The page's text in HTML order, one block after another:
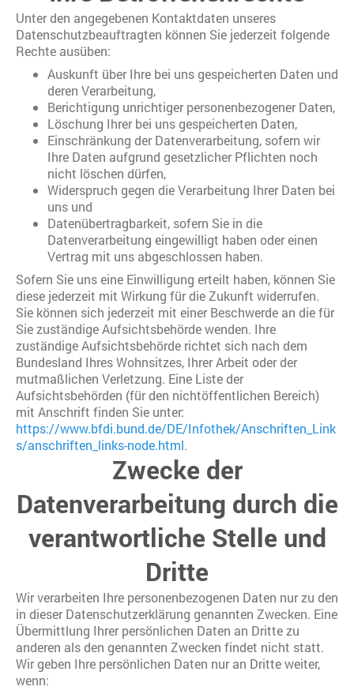
Unter den angegebenen Kontaktdaten unseres
Datenschutzbeauftragten können Sie jederzeit folgende
Rechte ausüben:
Auskunft über Ihre bei uns gespeicherten Daten und
deren Verarbeitung,
Berichtigung unrichtiger personenbezogener Daten,
Löschung Ihrer bei uns gespeicherten Daten,
Einschränkung der Datenverarbeitung, sofern wir
Ihre Daten aufgrund gesetzlicher Pflichten noch
nicht löschen dürfen,
Widerspruch gegen die Verarbeitung Ihrer Daten bei
uns und
Datenübertragbarkeit, sofern Sie in die
Datenverarbeitung eingewilligt haben oder einen
Vertrag mit uns abgeschlossen haben.
Sofern Sie uns eine Einwilligung erteilt haben, können Sie
diese jederzeit mit Wirkung für die Zukunft widerrufen.
Sie können sich jederzeit mit einer Beschwerde an die für
Sie zuständige Aufsichtsbehörde wenden. Ihre
zuständige Aufsichtsbehörde richtet sich nach dem
Bundesland Ihres Wohnsitzes, Ihrer Arbeit oder der
mutmaßlichen Verletzung. Eine Liste der
Aufsichtsbehörden (für den nichtöffentlichen Bereich)
mit Anschrift finden Sie unter:
https://www.bfdi.bund.de/DE/Infothek/Anschriften_Link
s/anschriften_links-node.html.
Zwecke der
Datenverarbeitung durch die
verantwortliche Stelle und
Dritte
Wir verarbeiten Ihre personenbezogenen Daten nur zu den
in dieser Datenschutzerklärung genannten Zwecken. Eine
Übermittlung Ihrer persönlichen Daten an Dritte zu
anderen als den genannten Zwecken findet nicht statt.
Wir geben Ihre persönlichen Daten nur an Dritte weiter,
wenn: